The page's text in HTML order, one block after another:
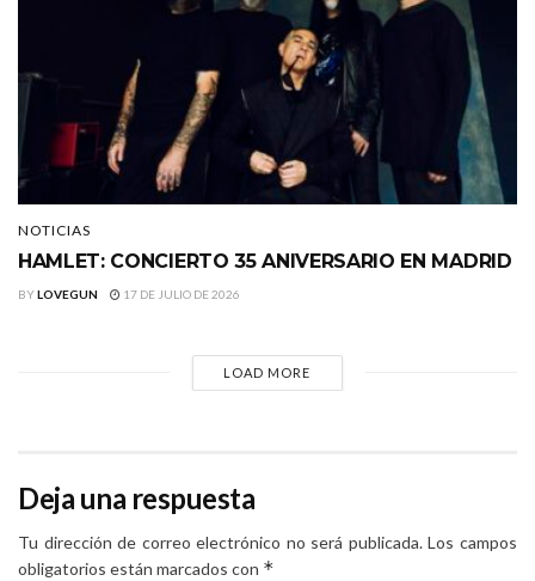
NOTICIAS
HAMLET: CONCIERTO 35 ANIVERSARIO EN MADRID
BYLOVEGUN 17 DE JULIO DE 2026
LOAD MORE
Deja una respuesta
Tu dirección de correo electrónico no será publicada. Los campos
obligatorios están marcados con *